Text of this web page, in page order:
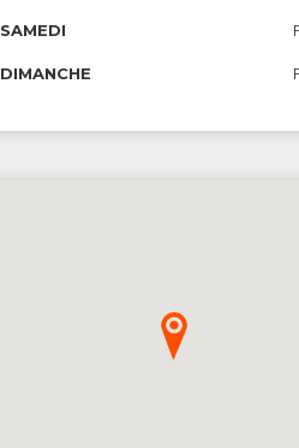
SAMEDI
DIMANCHE